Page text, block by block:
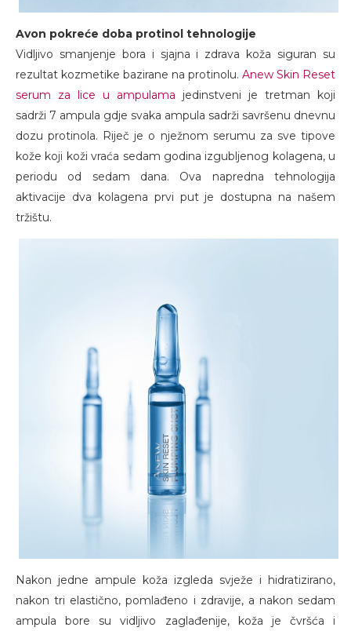
Avon pokreće doba protinol tehnologije
Vidljivo smanjenje bora i sjajna i zdrava koža siguran su
rezultat kozmetike bazirane na protinolu. Anew Skin Reset
serum za lice u ampulama jedinstveni je tretman koji
sadrži 7 ampula gdje svaka ampula sadrži savršenu dnevnu
dozu protinola. Riječ je o nježnom serumu za sve tipove
kože koji koži vraća sedam godina izgubljenog kolagena, u
periodu od sedam dana. Ova napredna tehnologija
aktivacije dva kolagena prvi put je dostupna na našem
tržištu.
Nakon jedne ampule koža izgleda svježe i hidratizirano,
nakon tri elastično, pomlađeno i zdravije, a nakon sedam
ampula bore su vidljivo zaglađenije, koža je čvršća i